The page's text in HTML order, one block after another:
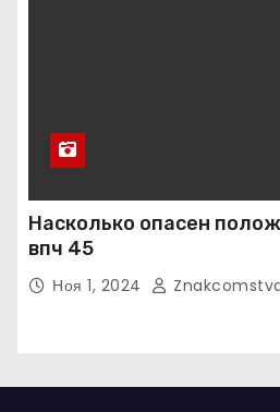
Насколько опасен
впч 45
Ноя 1, 2024